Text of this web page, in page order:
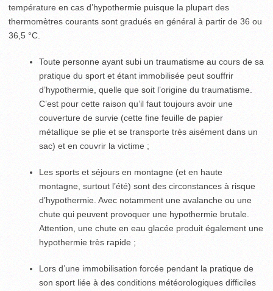
température en cas d’hypothermie puisque la plupart des
thermomètres courants sont gradués en général à partir de 36 ou
36,5 °C.
Toute personne ayant subi un traumatisme au cours de sa
pratique du sport et étant immobilisée peut souffrir
d’hypothermie, quelle que soit l’origine du traumatisme.
C’est pour cette raison qu’il faut toujours avoir une
couverture de survie (cette fine feuille de papier
métallique se plie et se transporte très aisément dans un
sac) et en couvrir la victime ;
Les sports et séjours en montagne (et en haute
montagne, surtout l’été) sont des circonstances à risque
d’hypothermie. Avec notamment une avalanche ou une
chute qui peuvent provoquer une hypothermie brutale.
Attention, une chute en eau glacée produit également une
hypothermie très rapide ;
Lors d’une immobilisation forcée pendant la pratique de
son sport liée à des conditions météorologiques difficiles